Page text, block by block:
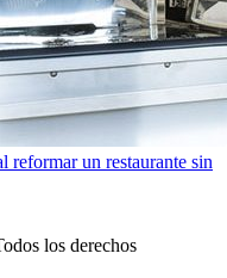
reformar un restaurante sin
los derechos